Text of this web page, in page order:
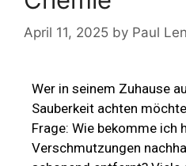
April 11, 2025 by Paul
Wer in seinem Zuhause
Sauberkeit achten
Frage: Wie bekomme ich
Verschmutzungen